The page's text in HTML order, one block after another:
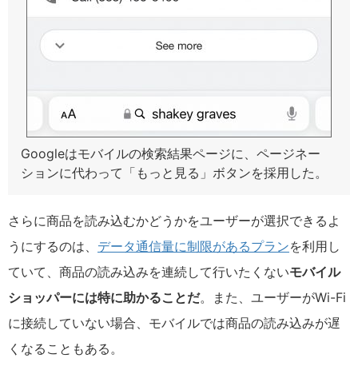
Googleはモバイルの検索結果ページに、ページネー
ションに代わって「もっと見る」ボタンを採用した。
さらに商品を読み込むかどうかをユーザーが選択できるよ
うにするのは、 データ通信量に制限があるプランを利用し
ていて、商品の読み込みを連続して行いたくないモバイル
ショッパーには特に助かることだ。また、ユーザーがWi-Fi
に接続していない場合、モバイルでは商品の読み込みが遅
くなることもある。